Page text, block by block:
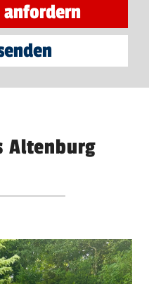
Altenburg